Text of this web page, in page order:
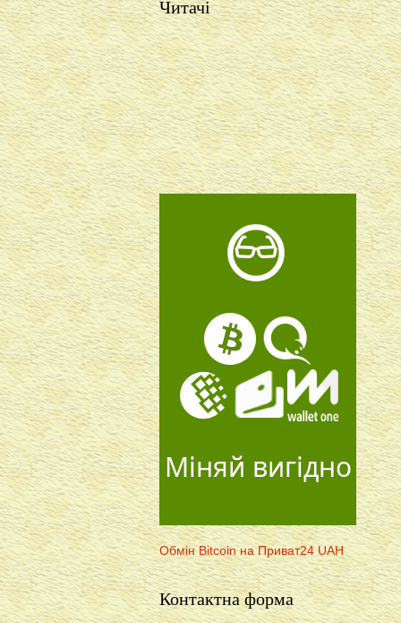
Читачі
Міняй вигідно
Обмін Bitcoin на Приват24 UAH
Контактна форма